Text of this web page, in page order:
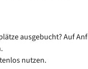
ausgebucht? Auf
nutzen.